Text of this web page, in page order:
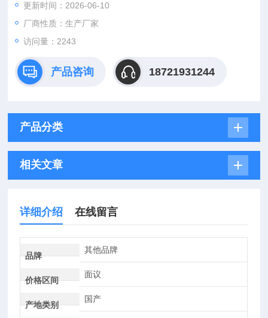
更新时间：2026-06-10
厂商性质：生产厂家
访问量：2243
产品咨询 18721931244
产品分类
相关文章
详细介绍 在线留言
品牌
其他品牌
价格区间
面议
产地类别
国产